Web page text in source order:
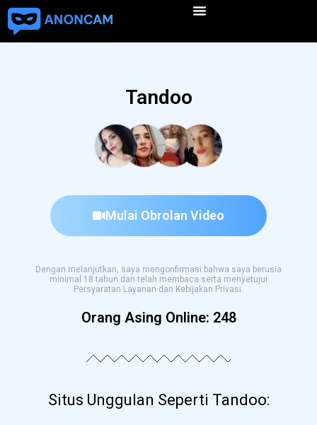
Tandoo
Mulai Obrolan Video
Dengan melanjutkan, saya mengonfirmasi bahwa saya berusia
minimal 18 tahun dan telah membaca serta menyetujui
Persyaratan Layanan dan Kebijakan Privasi.
Orang Asing Online: 248
Situs Unggulan Seperti Tandoo: